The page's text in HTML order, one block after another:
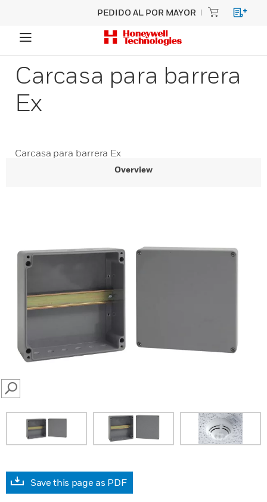
PEDIDO AL POR MAYOR
Carcasa para barrera
Ex
Carcasa para barrera Ex
Overview
SEARCH
Save this page as PDF